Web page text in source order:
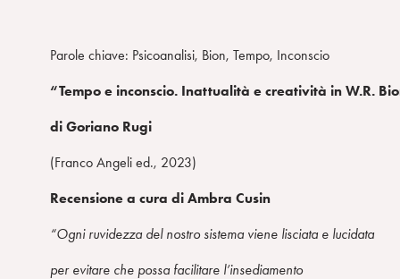
Parole chiave: Psicoanalisi, Bion, Tempo, Inconscio
“Tempo e inconscio. Inattualità e creatività in W.R.
di Goriano Rugi
(Franco Angeli ed., 2023)
Recensione a cura di Ambra Cusin
“Ogni ruvidezza del nostro sistema viene lisciata e lucidata
per evitare che possa facilitare l’insediamento